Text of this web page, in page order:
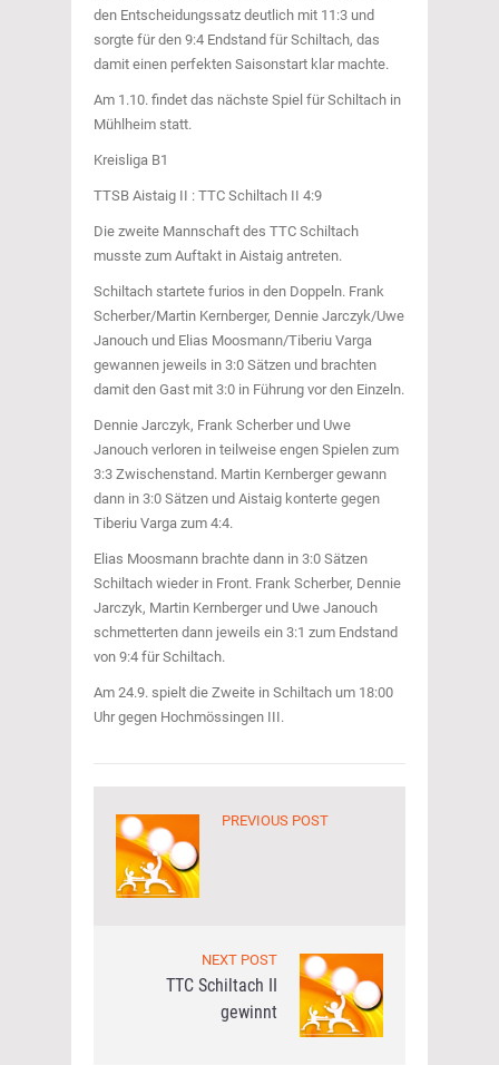
den Entscheidungssatz deutlich mit 11:3 und
sorgte für den 9:4 Endstand für Schiltach, das
damit einen perfekten Saisonstart klar machte.
Am 1.10. findet das nächste Spiel für Schiltach in
Mühlheim statt.
Kreisliga B1
TTSB Aistaig II : TTC Schiltach II 4:9
Die zweite Mannschaft des TTC Schiltach
musste zum Auftakt in Aistaig antreten.
Schiltach startete furios in den Doppeln. Frank
Scherber/Martin Kernberger, Dennie Jarczyk/Uwe
Janouch und Elias Moosmann/Tiberiu Varga
gewannen jeweils in 3:0 Sätzen und brachten
damit den Gast mit 3:0 in Führung vor den Einzeln.
Dennie Jarczyk, Frank Scherber und Uwe
Janouch verloren in teilweise engen Spielen zum
3:3 Zwischenstand. Martin Kernberger gewann
dann in 3:0 Sätzen und Aistaig konterte gegen
Tiberiu Varga zum 4:4.
Elias Moosmann brachte dann in 3:0 Sätzen
Schiltach wieder in Front. Frank Scherber, Dennie
Jarczyk, Martin Kernberger und Uwe Janouch
schmetterten dann jeweils ein 3:1 zum Endstand
von 9:4 für Schiltach.
Am 24.9. spielt die Zweite in Schiltach um 18:00
Uhr gegen Hochmössingen III.
PREVIOUS POST
NEXT POST
TTC Schiltach II
gewinnt